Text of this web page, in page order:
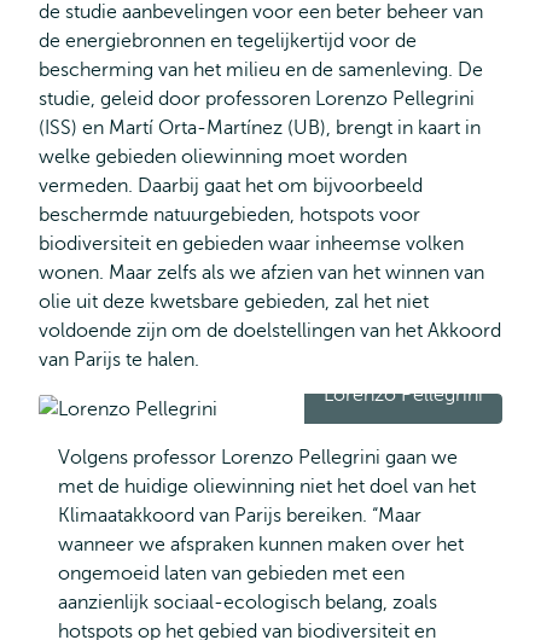
de studie aanbevelingen voor een beter beheer van
de energiebronnen en tegelijkertijd voor de
bescherming van het milieu en de samenleving. De
studie, geleid door professoren Lorenzo Pellegrini
(ISS) en Martí Orta-Martínez (UB), brengt in kaart in
welke gebieden oliewinning moet worden
vermeden. Daarbij gaat het om bijvoorbeeld
beschermde natuurgebieden, hotspots voor
biodiversiteit en gebieden waar inheemse volken
wonen. Maar zelfs als we afzien van het winnen van
olie uit deze kwetsbare gebieden, zal het niet
voldoende zijn om de doelstellingen van het Akkoord
van Parijs te halen.
Lorenzo Pellegrini
Volgens professor Lorenzo Pellegrini gaan we
met de huidige oliewinning niet het doel van het
Klimaatakkoord van Parijs bereiken. “Maar
wanneer we afspraken kunnen maken over het
ongemoeid laten van gebieden met een
aanzienlijk sociaal-ecologisch belang, zoals
hotspots op het gebied van biodiversiteit en